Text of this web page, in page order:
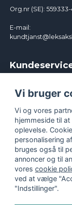
Org.nr (SE): 559333-
E-mail:
Kampagner og
Reklamation
Policy chase cars
Returnera
Logga in
Vi bruger
Vi og vores
hjemmeside til
oplevelse.
personalisering
bruges også til
annoncer og til
vores cookie
ved at vælge
"Indstillinger".